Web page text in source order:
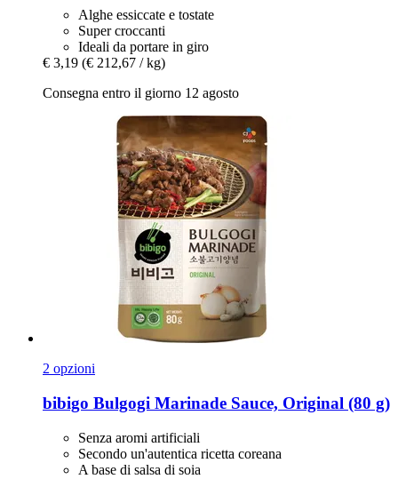
Alghe essiccate e tostate
Super croccanti
Ideali da portare in giro
€ 3,19 (€ 212,67 / kg)
Consegna entro il giorno 12 agosto
2 opzioni
bibigo Bulgogi Marinade Sauce, Original (80 g)
Senza aromi artificiali
Secondo un'autentica ricetta coreana
A base di salsa di soia